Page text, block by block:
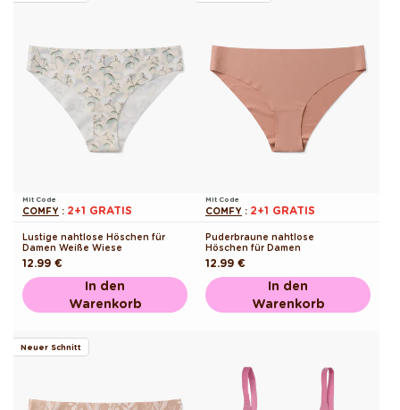
Mit Code
COMFY : 2+1 GRATIS
Lustige nahtlose Höschen für
Damen Weiße Wiese
Normaler
Preis
12.99 €
In den
Warenkorb
Mit Code
COMFY : 2+1 GRATIS
Puderbraune nahtlose
Höschen für Damen
Normaler
Preis
12.99 €
In den
Warenkorb
Neuer Schnitt